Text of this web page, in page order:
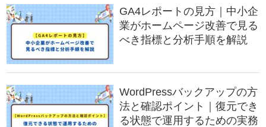
GA4レポートの見方｜中小企
業がホームページ改善で見る
べき指標と分析手順を解説
WordPressバックアップの方
法と確認ポイント｜復元でき
る状態で運用するための実務